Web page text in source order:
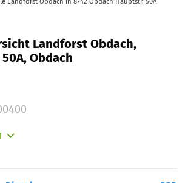
Landforst Obdach,
Obdach